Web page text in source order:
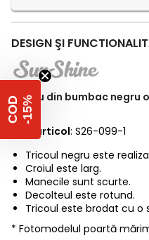
DESIGN ŞI
Tricou din bumbac negru
Cod articol: S26-099-1
Tricoul negru este
Croiul este larg.
Manecile sunt scurte.
Decolteul este rotund.
Tricoul este brodat cu o
* Fotomodelul poartă
C
O
D
-
1
5 %